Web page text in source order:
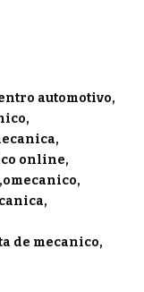
automotivo
online
omecanico
de mecanico